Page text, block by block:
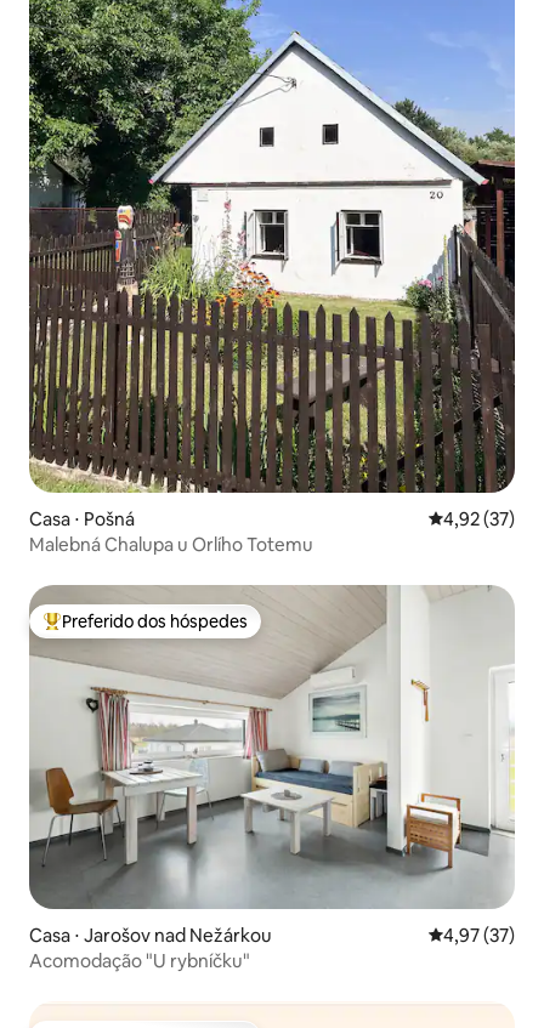
Casa ⋅ Pošná 4,92 de uma
4,92 (37)
Malebná Chalupa u Orlího Totemu
Entre os melhores preferidos dos hóspedes
Preferido dos hóspedes
Casa ⋅ Jarošov nad Nežárkou 4,97 de uma
4,97 (37)
Acomodação "U rybníčku"